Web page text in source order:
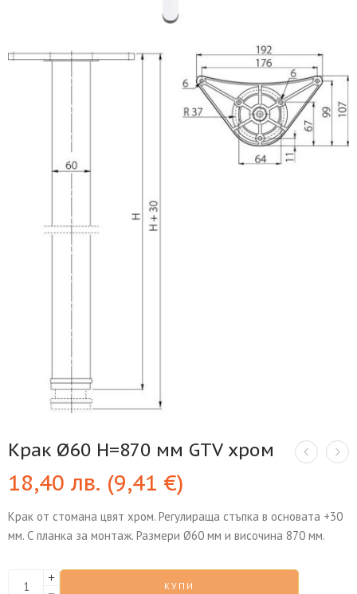
Крак Ø60 H=870 мм GTV хром
18,40лв. (9,41€)
Крак от стомана цвят хром. Регулираща стъпка в основата +30
мм. С планка за монтаж. Размери Ø60 мм и височина 870 мм.
КУПИ